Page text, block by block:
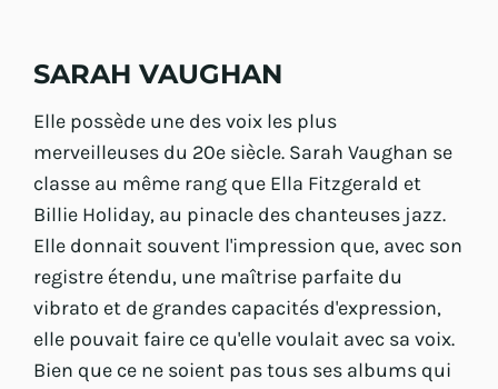
SARAH VAUGHAN
Elle possède une des voix les plus
merveilleuses du 20e siècle. Sarah Vaughan se
classe au même rang que Ella Fitzgerald et
Billie Holiday, au pinacle des chanteuses jazz.
Elle donnait souvent l'impression que, avec son
registre étendu, une maîtrise parfaite du
vibrato et de grandes capacités d'expression,
elle pouvait faire ce qu'elle voulait avec sa voix.
Bien que ce ne soient pas tous ses albums qui